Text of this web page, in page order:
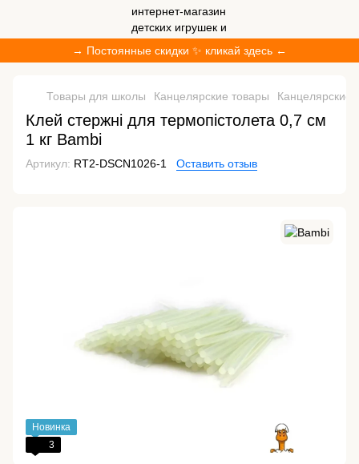
→ Постоянные скидки ✨ кликай здесь ←
Товары для школы Канцелярские товары Канцелярские
Клей стержні для термопістолета 0,7 см
1 кг Bambi
Артикул: RT2-DSCN1026-1 Оставить отзыв
Новинка
3